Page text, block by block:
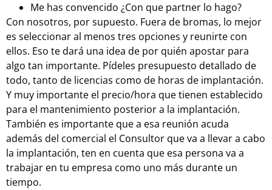
Me has convencido ¿Con que partner lo hago?
Con nosotros, por supuesto. Fuera de bromas, lo mejor
es seleccionar al menos tres opciones y reunirte con
ellos. Eso te dará una idea de por quién apostar para
algo tan importante. Pídeles presupuesto detallado de
todo, tanto de licencias como de horas de implantación.
Y muy importante el precio/hora que tienen establecido
para el mantenimiento posterior a la implantación.
También es importante que a esa reunión acuda
además del comercial el Consultor que va a llevar a cabo
la implantación, ten en cuenta que esa persona va a
trabajar en tu empresa como uno más durante un
tiempo.